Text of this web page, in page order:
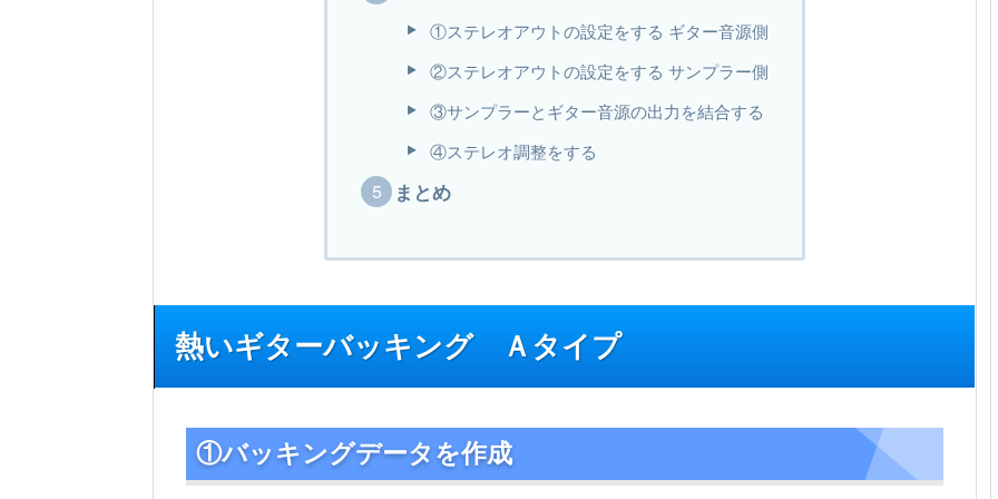
①ステレオアウトの設定をする ギター音源側
②ステレオアウトの設定をする サンプラー側
③サンプラーとギター音源の出力を結合する
④ステレオ調整をする
まとめ
熱いギターバッキング Ａタイプ
①バッキングデータを作成